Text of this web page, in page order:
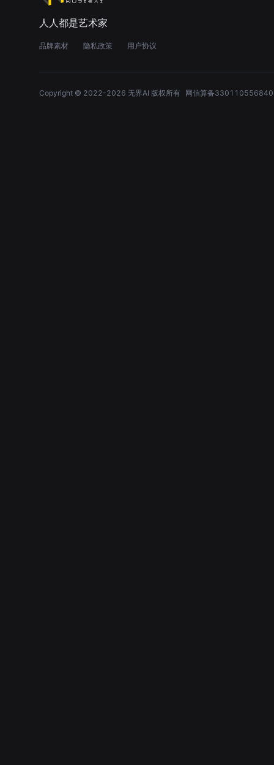
人人都是艺术家
品牌素材 隐私政策 用户协议
Copyright © 2022-2026 无界AI 版权所有 网信算备